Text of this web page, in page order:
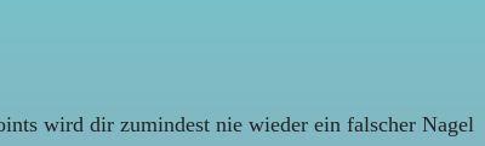
wird dir zumindest nie wieder ein falscher Nagel